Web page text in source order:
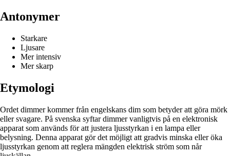
Antonymer
Starkare
Ljusare
Mer intensiv
Mer skarp
Etymologi
Ordet dimmer kommer från engelskans dim som betyder att göra mörk
eller svagare. På svenska syftar dimmer vanligtvis på en elektronisk
apparat som används för att justera ljusstyrkan i en lampa eller
belysning. Denna apparat gör det möjligt att gradvis minska eller öka
ljusstyrkan genom att reglera mängden elektrisk ström som når